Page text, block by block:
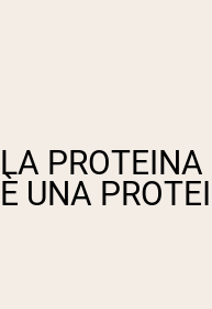
LA
È UNA